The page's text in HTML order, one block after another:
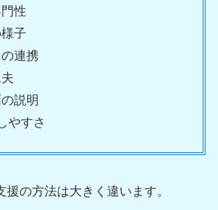
性
子
連携
説明
やすさ
援の方法は大きく違います。